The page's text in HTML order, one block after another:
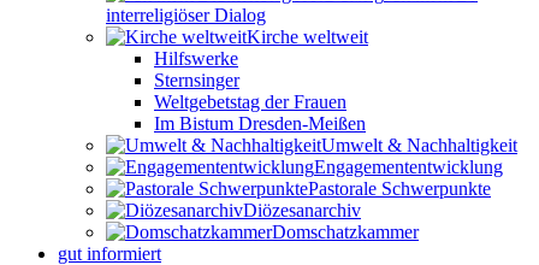
interreligiöser Dialog
Kirche weltweit
Hilfswerke
Sternsinger
Weltgebetstag der Frauen
Im Bistum Dresden-Meißen
Umwelt & Nachhaltigkeit
Engagemententwicklung
Pastorale Schwerpunkte
Diözesanarchiv
Domschatzkammer
gut informiert